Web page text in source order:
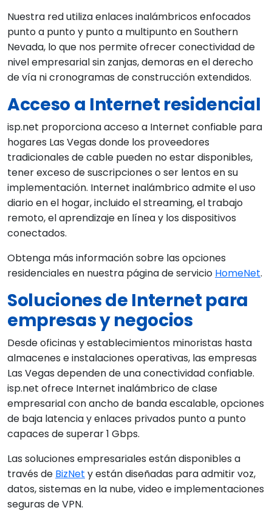
Nuestra red utiliza enlaces inalámbricos enfocados
punto a punto y punto a multipunto en Southern
Nevada, lo que nos permite ofrecer conectividad de
nivel empresarial sin zanjas, demoras en el derecho
de vía ni cronogramas de construcción extendidos.
Acceso a Internet residencial
isp.net proporciona acceso a Internet confiable para
hogares Las Vegas donde los proveedores
tradicionales de cable pueden no estar disponibles,
tener exceso de suscripciones o ser lentos en su
implementación. Internet inalámbrico admite el uso
diario en el hogar, incluido el streaming, el trabajo
remoto, el aprendizaje en línea y los dispositivos
conectados.
Obtenga más información sobre las opciones
residenciales en nuestra página de servicio HomeNet.
Soluciones de Internet para
empresas y negocios
Desde oficinas y establecimientos minoristas hasta
almacenes e instalaciones operativas, las empresas
Las Vegas dependen de una conectividad confiable.
isp.net ofrece Internet inalámbrico de clase
empresarial con ancho de banda escalable, opciones
de baja latencia y enlaces privados punto a punto
capaces de superar 1 Gbps.
Las soluciones empresariales están disponibles a
través de BizNet y están diseñadas para admitir voz,
datos, sistemas en la nube, video e implementaciones
seguras de VPN.